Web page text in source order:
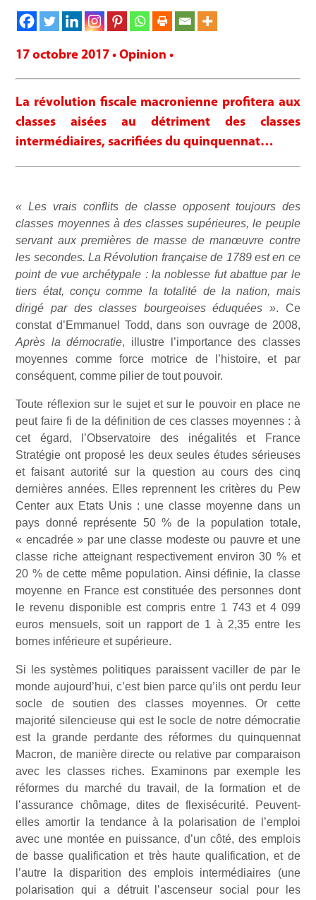
17 octobre 2017 • Opinion •
La révolution fiscale macronienne profitera aux
classes aisées au détriment des classes
intermédiaires, sacrifiées du quinquennat…
« Les vrais conflits de classe opposent toujours des
classes moyennes à des classes supérieures, le peuple
servant aux premières de masse de manœuvre contre
les secondes. La Révolution française de 1789 est en ce
point de vue archétypale : la noblesse fut abattue par le
tiers état, conçu comme la totalité de la nation, mais
dirigé par des classes bourgeoises éduquées ». Ce
constat d’Emmanuel Todd, dans son ouvrage de 2008,
Après la démocratie, illustre l’importance des classes
moyennes comme force motrice de l’histoire, et par
conséquent, comme pilier de tout pouvoir.
Toute réflexion sur le sujet et sur le pouvoir en place ne
peut faire fi de la définition de ces classes moyennes : à
cet égard, l’Observatoire des inégalités et France
Stratégie ont proposé les deux seules études sérieuses
et faisant autorité sur la question au cours des cinq
dernières années. Elles reprennent les critères du Pew
Center aux Etats Unis : une classe moyenne dans un
pays donné représente 50 % de la population totale,
« encadrée » par une classe modeste ou pauvre et une
classe riche atteignant respectivement environ 30 % et
20 % de cette même population. Ainsi définie, la classe
moyenne en France est constituée des personnes dont
le revenu disponible est compris entre 1 743 et 4 099
euros mensuels, soit un rapport de 1 à 2,35 entre les
bornes inférieure et supérieure.
Si les systèmes politiques paraissent vaciller de par le
monde aujourd’hui, c’est bien parce qu’ils ont perdu leur
socle de soutien des classes moyennes. Or cette
majorité silencieuse qui est le socle de notre démocratie
est la grande perdante des réformes du quinquennat
Macron, de manière directe ou relative par comparaison
avec les classes riches. Examinons par exemple les
réformes du marché du travail, de la formation et de
l’assurance chômage, dites de flexisécurité. Peuvent-
elles amortir la tendance à la polarisation de l’emploi
avec une montée en puissance, d’un côté, des emplois
de basse qualification et très haute qualification, et de
l’autre la disparition des emplois intermédiaires (une
polarisation qui a détruit l’ascenseur social pour les